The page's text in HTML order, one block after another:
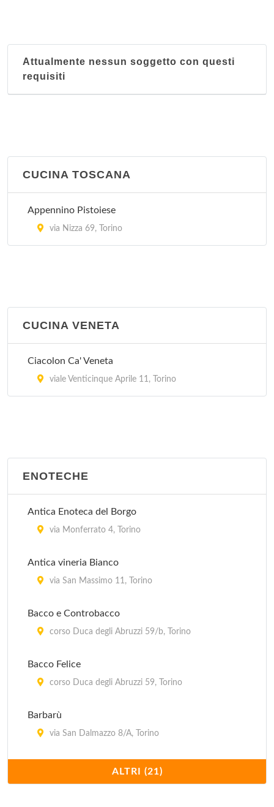
Attualmente nessun soggetto con questi
requisiti
CUCINA TOSCANA
Appennino Pistoiese
via Nizza 69, Torino
CUCINA VENETA
Ciacolon Ca' Veneta
viale Venticinque Aprile 11, Torino
ENOTECHE
Antica Enoteca del Borgo
via Monferrato 4, Torino
Antica vineria Bianco
via San Massimo 11, Torino
Bacco e Controbacco
corso Duca degli Abruzzi 59/b, Torino
Bacco Felice
corso Duca degli Abruzzi 59, Torino
Barbarù
via San Dalmazzo 8/A, Torino
piazza Carlo Emanuele II 21, Torino
ALTRI (21)